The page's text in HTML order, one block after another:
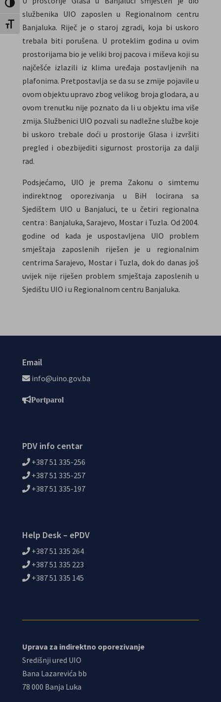
Toggle High Contrast
Toggle Font size
službenika UIO zaposlen u Regionalnom centru
Banjaluka. Riječ je o staroj zgradi, koja bi uskoro
trebala biti porušena. U proteklim godina u ovim
prostorijama bio je veliki broj pacova i miševa koji su
najčešće izlazili iz klima uređaja postavljenih na
plafonima. Pretpostavlja se da su se zmije pojavile u
ovom objektu upravo zbog velikog broja glodara, a u
ovom trenutku nije poznato da li u objektu ima više
zmija. Službenici UIO pozvali su nadležne službe koje
bi uskoro trebale doći u prostorije Glasa i izvršiti
pregled i obezbijediti sigurnost prostorija za dalji
rad.
Podsjećamo, UIO je prema Zakonu o simtemu
indirektnog oporezivanja u BiH locirana sa
Sjedištem UIO u Banjaluci, te u četiri regionalna
centra : Banjaluka, Sarajevo, Mostar i Tuzla. Od 2004.
godine od kada je uspostavljena UIO problem
smještaja zaposlenih riješen je u regionalnim
centrima Sarajevo, Mostar i Tuzla, dok do danas još
uvijek nije riješen problem smještaja zaposlenih u
Sjedištu UIO i u Regionalnom centru Banjaluka.
Email
info@uino.gov.ba
Portparol
PDV info centar
+387 51 335-256
+387 51 335-257
+387 51 335-197
Help Desk – ePDV
+387 51 335 264
+387 51 335 223
+387 51 335 145
Uprava za indirektno oporezivanje
Središnji ured UIO
Bana Lazarevića bb
78 000 Banja Luka